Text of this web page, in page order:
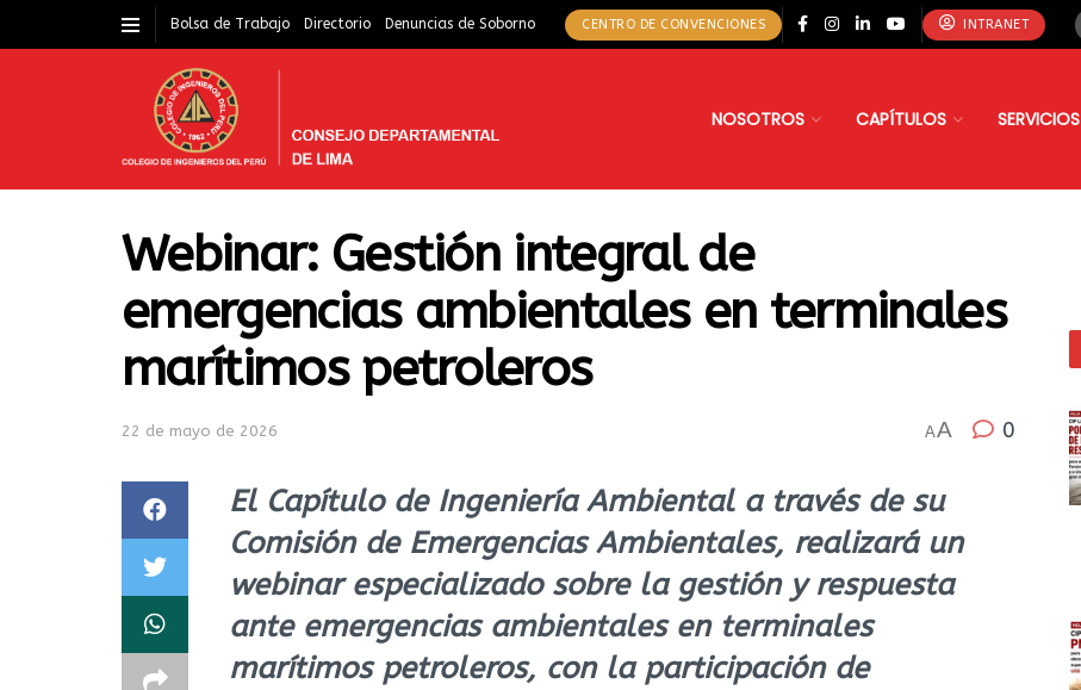
Bolsa de Trabajo Directorio Denuncias de Soborno CENTRO DE CONVENCIONES INTRANET
NOSOTROS CAPÍTULOS SERVICIOS
Webinar: Gestión integral de
emergencias ambientales en terminales
marítimos petroleros
22 de mayo de 2026 AA 0
El Capítulo de Ingeniería Ambiental a través de su
Comisión de Emergencias Ambientales, realizará un
webinar especializado sobre la gestión y respuesta
ante emergencias ambientales en terminales
marítimos petroleros, con la participación de